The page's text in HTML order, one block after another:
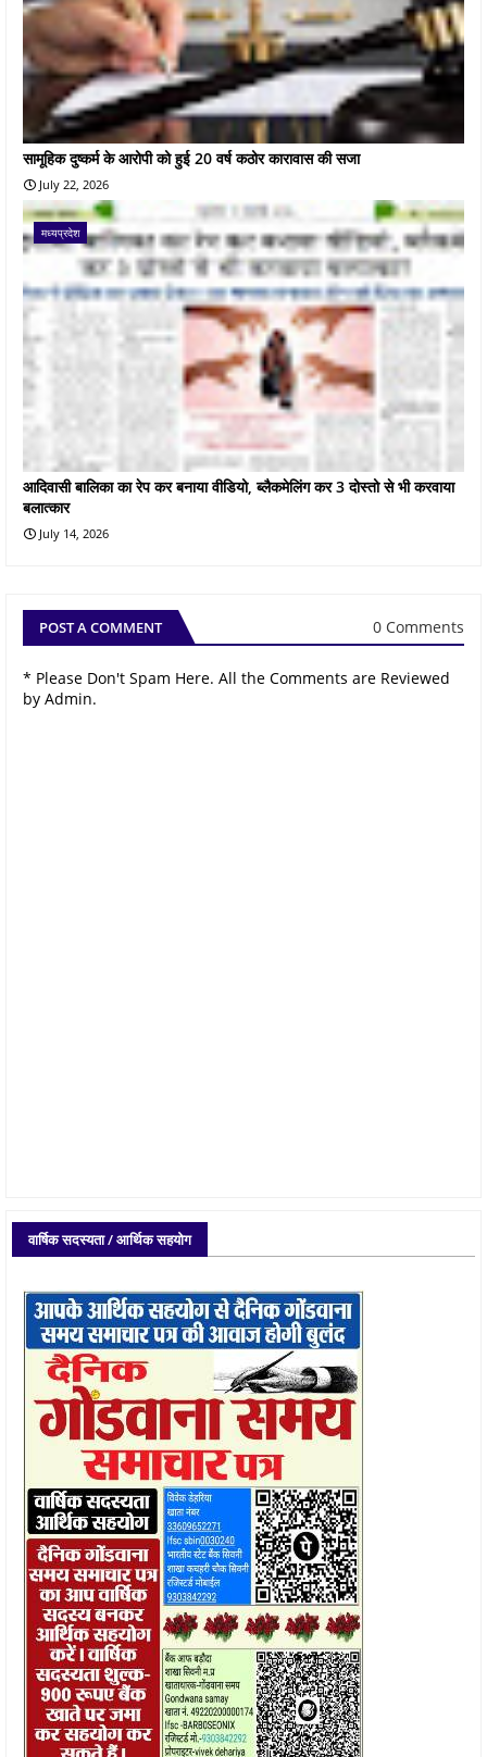
सामूहिक दुष्कर्म के आरोपी को हुई 20 वर्ष कठोर कारावास की सजा
July 22, 2026
मध्यप्रदेश
आदिवासी बालिका का रेप कर बनाया वीडियो, ब्लैकमेलिंग कर 3 दोस्तो से भी करवाया
बलात्कार
July 14, 2026
POST A COMMENT 0 Comments
* Please Don't Spam Here. All the Comments are Reviewed
by Admin.
वार्षिक सदस्यता / आर्थिक सहयोग